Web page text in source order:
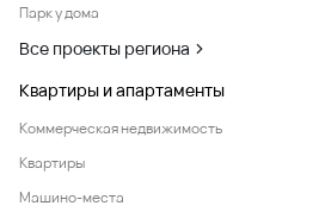
Парк у дома
Все проекты региона
Квартиры и апартаменты
Коммерческая недвижимость
Квартиры
Машино-места